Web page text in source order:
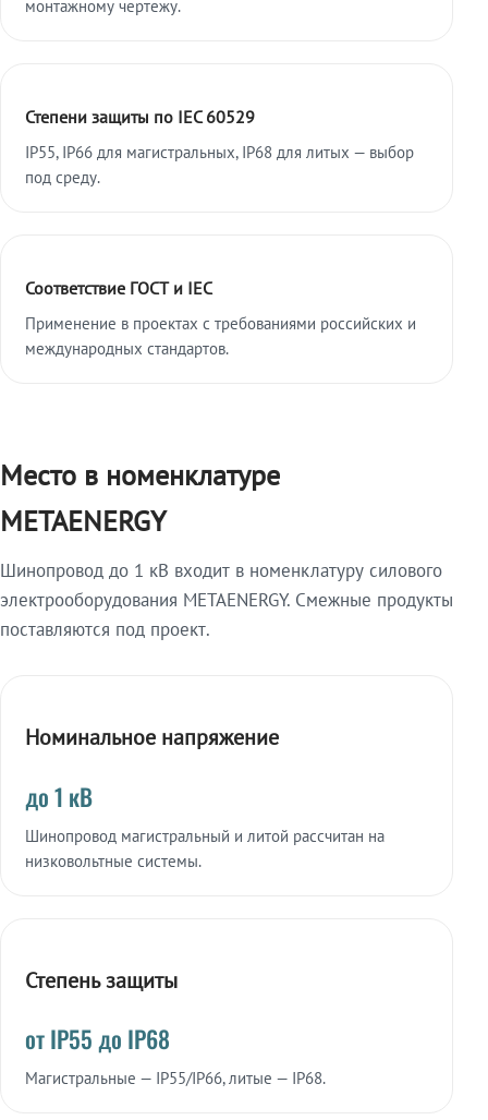
монтажному чертежу.
Степени защиты по IEC 60529
IP55, IP66 для магистральных, IP68 для литых — выбор
под среду.
Соответствие ГОСТ и IEC
Применение в проектах с требованиями российских и
международных стандартов.
Место в номенклатуре
METAENERGY
Шинопровод до 1 кВ входит в номенклатуру силового
электрооборудования METAENERGY. Смежные продукты
поставляются под проект.
Номинальное напряжение
до 1 кВ
Шинопровод магистральный и литой рассчитан на
низковольтные системы.
Степень защиты
от IP55 до IP68
Магистральные — IP55/IP66, литые — IP68.